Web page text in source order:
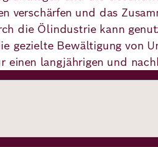
und das
die Ölindustrie kann
gezielte Bewältigung von
langjährigen und